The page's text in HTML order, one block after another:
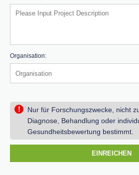
Organisation:
!
Nur für Forschungszwecke, nicht
Diagnose, Behandlung oder
Gesundheitsbewertung bestimmt.
EINREICHEN